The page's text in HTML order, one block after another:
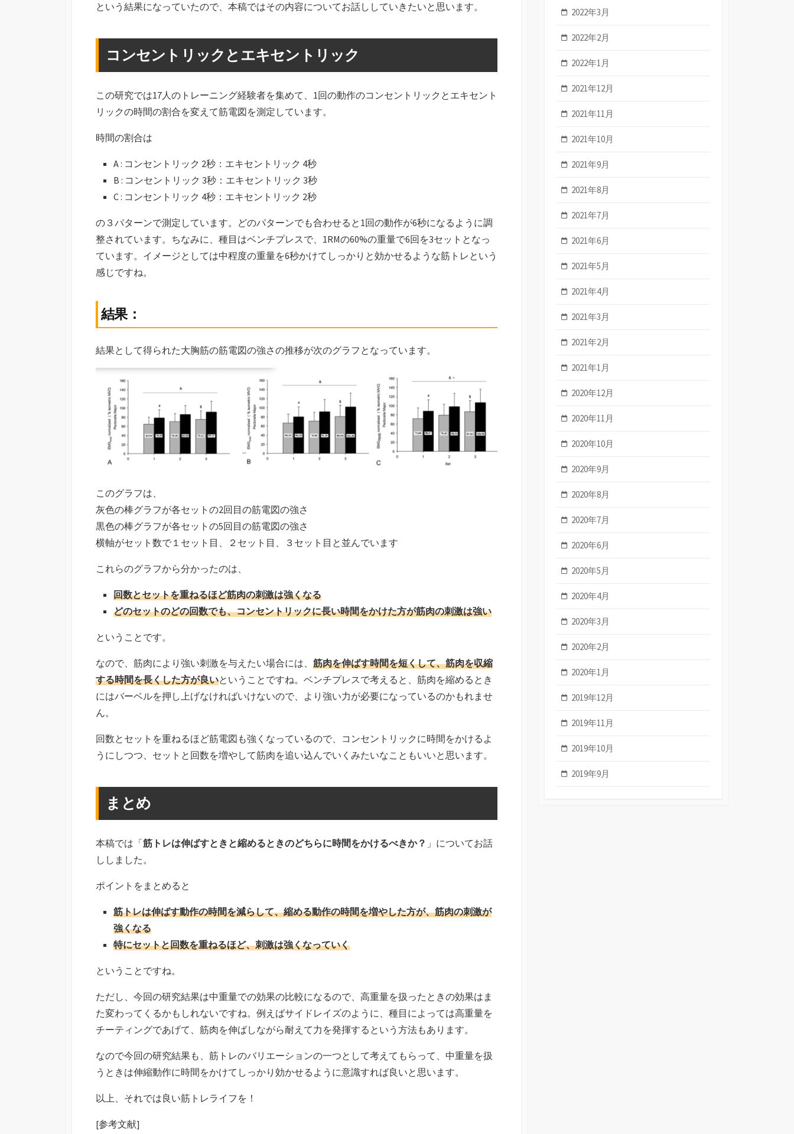
という結果になっていたので、本稿ではその内容についてお話ししていきたいと思います。
コンセントリックとエキセントリック
この研究では17人のトレーニング経験者を集めて、1回の動作のコンセントリックとエキセント
リックの時間の割合を変えて筋電図を測定しています。
時間の割合は
A : コンセントリック 2秒：エキセントリック 4秒
B : コンセントリック 3秒：エキセントリック 3秒
C : コンセントリック 4秒：エキセントリック 2秒
の３パターンで測定しています。どのパターンでも合わせると1回の動作が6秒になるように調
整されています。ちなみに、種目はベンチプレスで、1RMの60%の重量で6回を3セットとなっ
ています。イメージとしては中程度の重量を6秒かけてしっかりと効かせるような筋トレという
感じですね。
結果：
結果として得られた大胸筋の筋電図の強さの推移が次のグラフとなっています。
このグラフは、
灰色の棒グラフが各セットの2回目の筋電図の強さ
黒色の棒グラフが各セットの5回目の筋電図の強さ
横軸がセット数で１セット目、２セット目、３セット目と並んでいます
これらのグラフから分かったのは、
回数とセットを重ねるほど筋肉の刺激は強くなる
どのセットのどの回数でも、コンセントリックに長い時間をかけた方が筋肉の刺激は強い
ということです。
なので、筋肉により強い刺激を与えたい場合には、 筋肉を伸ばす時間を短くして、筋肉を収縮
する時間を長くした方が良いということですね。ベンチプレスで考えると、筋肉を縮めるとき
にはバーベルを押し上げなければいけないので、より強い力が必要になっているのかもれませ
ん。
回数とセットを重ねるほど筋電図も強くなっているので、コンセントリックに時間をかけるよ
うにしつつ、セットと回数を増やして筋肉を追い込んでいくみたいなこともいいと思います。
まとめ
本稿では「筋トレは伸ばすときと縮めるときのどちらに時間をかけるべきか？ 」についてお話
ししました。
ポイントをまとめると
筋トレは伸ばす動作の時間を減らして、縮める動作の時間を増やした方が、筋肉の刺激が
強くなる
特にセットと回数を重ねるほど、刺激は強くなっていく
ということですね。
ただし、今回の研究結果は中重量での効果の比較になるので、高重量を扱ったときの効果はま
た変わってくるかもしれないですね。例えばサイドレイズのように、種目によっては高重量を
チーティングであげて、筋肉を伸ばしながら耐えて力を発揮するという方法もあります。
なので今回の研究結果も、筋トレのバリエーションの一つとして考えてもらって、中重量を扱
うときは伸縮動作に時間をかけてしっかり効かせるように意識すれば良いと思います。
以上、それでは良い筋トレライフを！
[参考文献]
2022年3月
2022年2月
2022年1月
2021年12月
2021年11月
2021年10月
2021年9月
2021年8月
2021年7月
2021年6月
2021年5月
2021年4月
2021年3月
2021年2月
2021年1月
2020年12月
2020年11月
2020年10月
2020年9月
2020年8月
2020年7月
2020年6月
2020年5月
2020年4月
2020年3月
2020年2月
2020年1月
2019年12月
2019年11月
2019年10月
2019年9月